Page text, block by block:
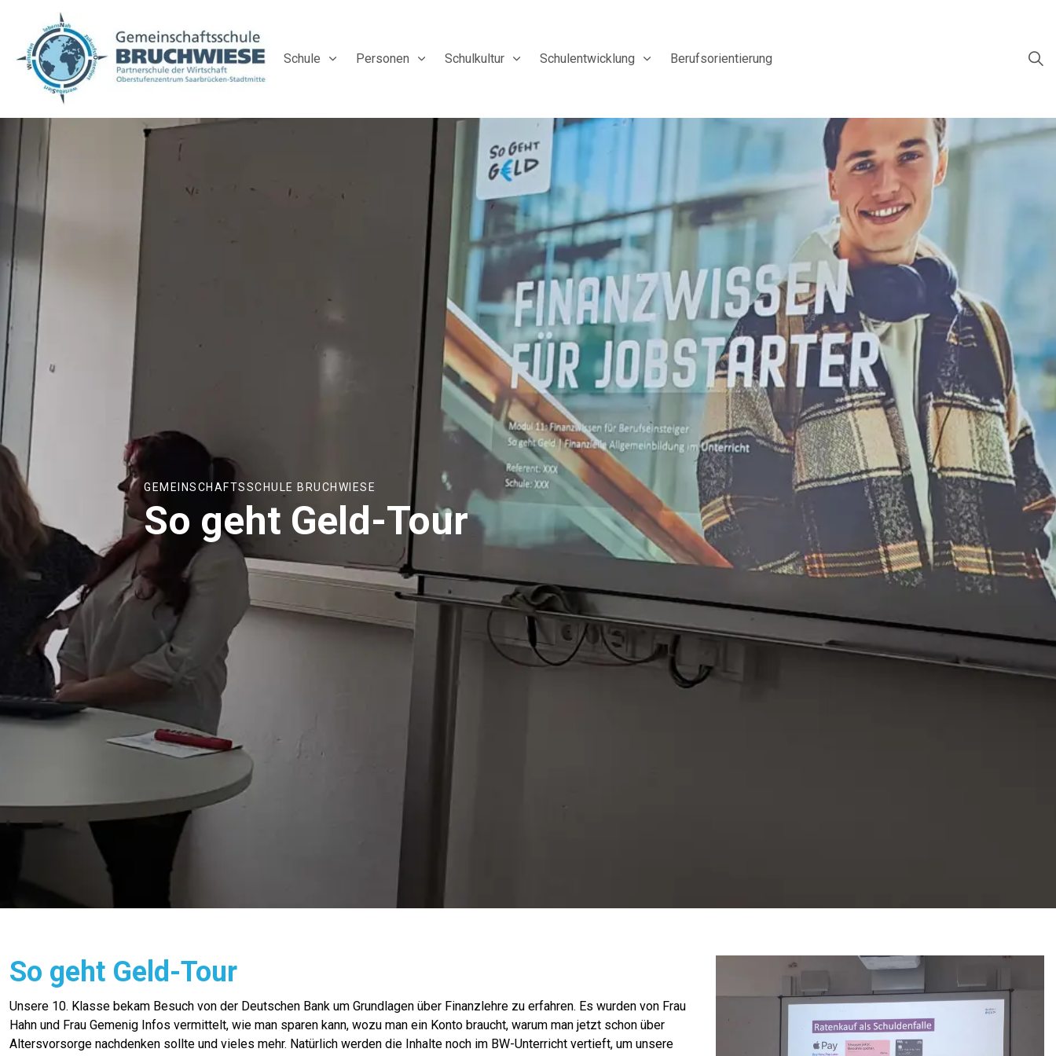
Schule Personen Schulkultur Schulentwicklung Berufsorientierung
GEMEINSCHAFTSSCHULE BRUCHWIESE
So geht Geld-Tour
So geht Geld-Tour
Unsere 10. Klasse bekam Besuch von der Deutschen Bank um Grundlagen über Finanzlehre zu erfahren. Es wurden von Frau
Hahn und Frau Gemenig Infos vermittelt, wie man sparen kann, wozu man ein Konto braucht, warum man jetzt schon über
Altersvorsorge nachdenken sollte und vieles mehr. Natürlich werden die Inhalte noch im BW-Unterricht vertieft, um unsere